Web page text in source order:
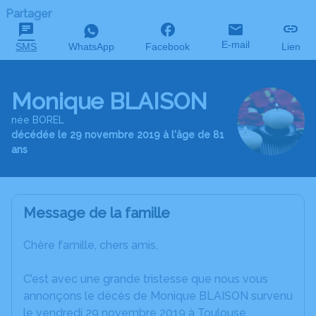
Partager
SMS WhatsApp Facebook E-mail Lien
Monique BLAISON
née BOREL
décédée le 29 novembre 2019 à l'âge de 81
ans
Message de la famille
Chère famille, chers amis,
C’est avec une grande tristesse que nous vous
annonçons le décès de Monique BLAISON survenu
le vendredi 29 novembre 2019 à Toulouse.